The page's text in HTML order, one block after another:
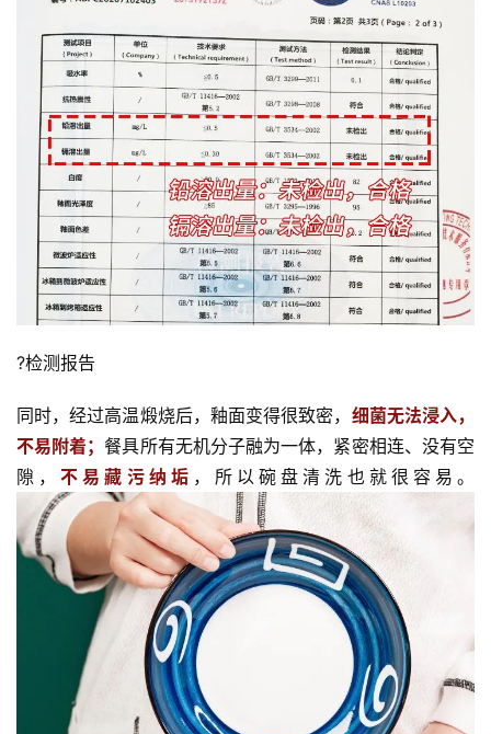
?检测报告
同时，经过高温煅烧后，釉面变得很致密， 细菌无法浸入，
不易附着；餐具所有无机分子融为一体，紧密相连、没有空
隙，不易藏污纳垢 ，所以碗盘清洗也就很容易。